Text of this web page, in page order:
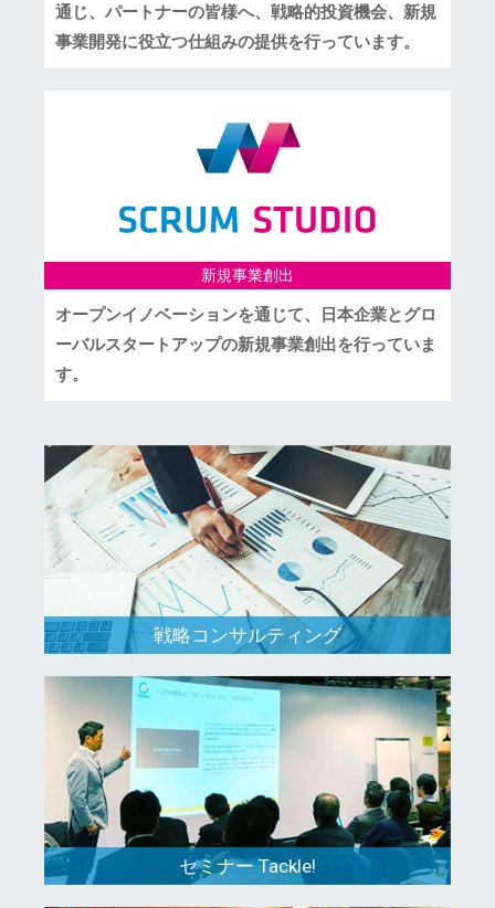
通じ、パートナーの皆様へ、戦略的投資機会、新規
事業開発に役立つ仕組みの提供を行っています。
新規事業創出
オープンイノベーションを通じて、日本企業とグロ
ーバルスタートアップの新規事業創出を行っていま
す。
戦略コンサルティング
セミナー Tackle!